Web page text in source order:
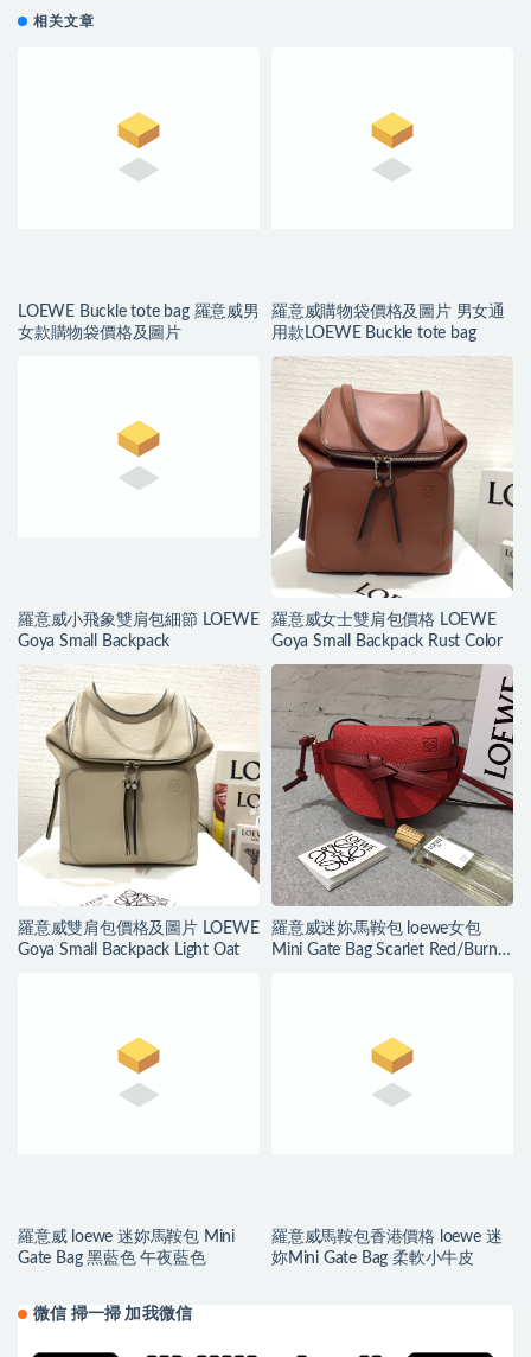
相关文章
LOEWE Buckle tote bag 羅意威男
女款購物袋價格及圖片
羅意威購物袋價格及圖片 男女通
用款LOEWE Buckle tote bag
羅意威小飛象雙肩包細節 LOEWE
Goya Small Backpack
羅意威女士雙肩包價格 LOEWE
Goya Small Backpack Rust Color
羅意威雙肩包價格及圖片 LOEWE
Goya Small Backpack Light Oat
羅意威迷妳馬鞍包 loewe女包
Mini Gate Bag Scarlet Red/Burnt
羅意威 loewe 迷妳馬鞍包 Mini
Gate Bag 黑藍色 午夜藍色
羅意威馬鞍包香港價格 loewe 迷
妳Mini Gate Bag 柔軟小牛皮
微信 掃一掃 加我微信